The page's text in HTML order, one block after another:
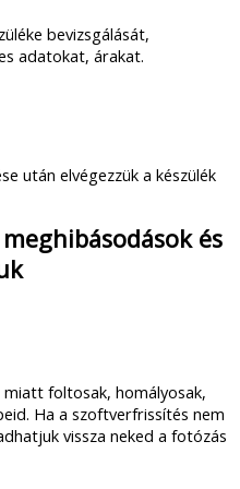
bevizsgálását,
adatokat, árakat.
után elvégezzük a készülék
és
foltosak, homályosak,
Ha a szoftverfrissítés nem
vissza neked a fotózás